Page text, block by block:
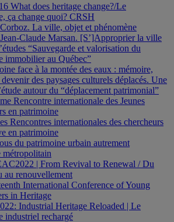
What does heritage change?/Le
ça change quoi? CRSH
La ville, objet et phénomène
Claude Marsan. [S’]Approprier la ville
“Sauvegarde et valorisation du
immobilier au Québec”
face à la montée des eaux : mémoire,
des paysages culturels déplacés. Une
autour du “déplacement patrimonial”
Rencontre internationale des Jeunes
en patrimoine
Rencontres internationales des chercheurs
en patrimoine
du patrimoine urbain autrement
métropolitain
| From Revival to Renewal / Du
au renouvellement
International Conference of Young
in Heritage
Industrial Heritage Reloaded | Le
industriel rechargé